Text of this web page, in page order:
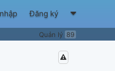
Đăng ký
Quản lý 89